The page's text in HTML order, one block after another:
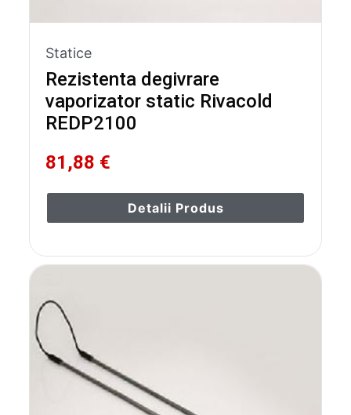
Statice
Rezistenta degivrare
vaporizator static Rivacold
REDP2100
81,88 €
Detalii Produs